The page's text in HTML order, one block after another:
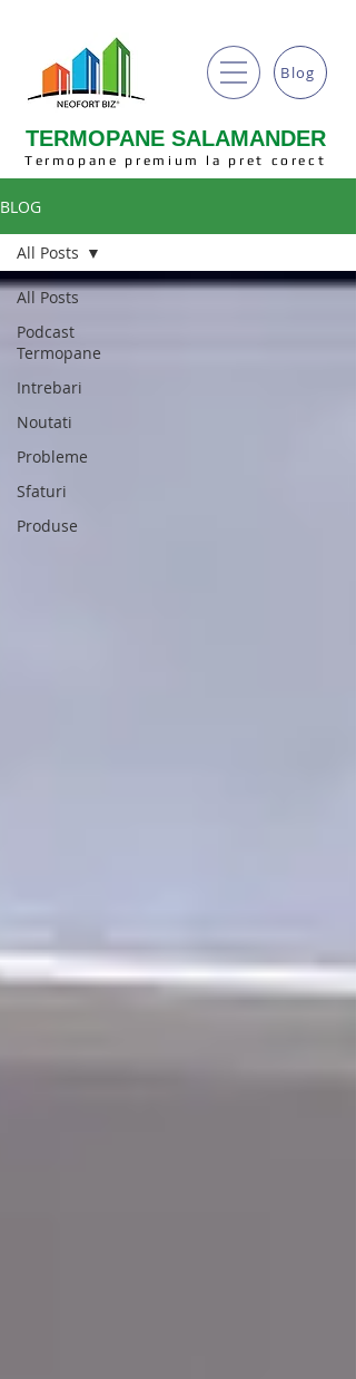
TERMOPANE SALAMANDER
Termopane premium la pret corect
Blog
BLOG
All Posts
Podcast
Termopane
Intrebari
Noutati
Probleme
Sfaturi
Produse
All Posts